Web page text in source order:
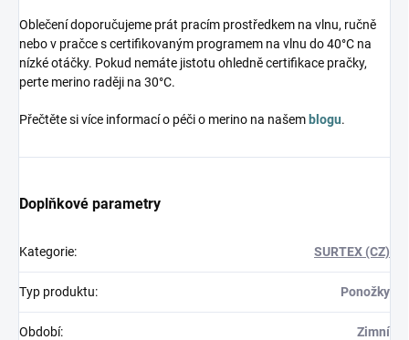
Oblečení doporučujeme prát pracím prostředkem na vlnu, ručně
nebo v pračce s certifikovaným programem na vlnu do 40°C na
nízké otáčky. Pokud nemáte jistotu ohledně certifikace pračky,
perte merino raději na 30°C.
Přečtěte si více informací o péči o merino na našem blogu.
Doplňkové parametry
Kategorie: SURTEX (CZ)
Typ produktu: Ponožky
Období: Zimní